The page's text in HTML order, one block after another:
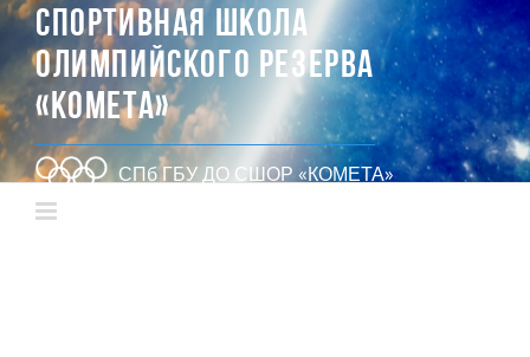
СПОРТИВНАЯ ШКОЛА
ОЛИМПИЙСКОГО РЕЗЕРВА
«КОМЕТА»
СПб ГБУ ДО СШОР «КОМЕТА»